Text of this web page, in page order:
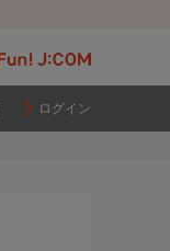
ログイン